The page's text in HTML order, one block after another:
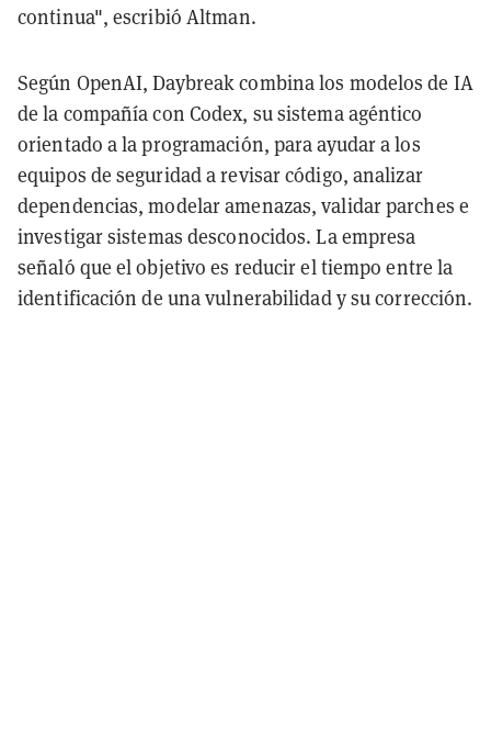
continua", escribió Altman.
Según OpenAI, Daybreak combina los modelos de IA
de la compañía con Codex, su sistema agéntico
orientado a la programación, para ayudar a los
equipos de seguridad a revisar código, analizar
dependencias, modelar amenazas, validar parches e
investigar sistemas desconocidos. La empresa
señaló que el objetivo es reducir el tiempo entre la
identificación de una vulnerabilidad y su corrección.